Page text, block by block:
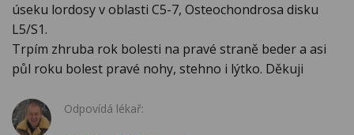
úseku lordosy v oblasti C5-7, Osteochondrosa disku
L5/S1.
Trpím zhruba rok bolesti na pravé straně beder a asi
půl roku bolest pravé nohy, stehno i lýtko. Děkuji
Odpovídá lékař: